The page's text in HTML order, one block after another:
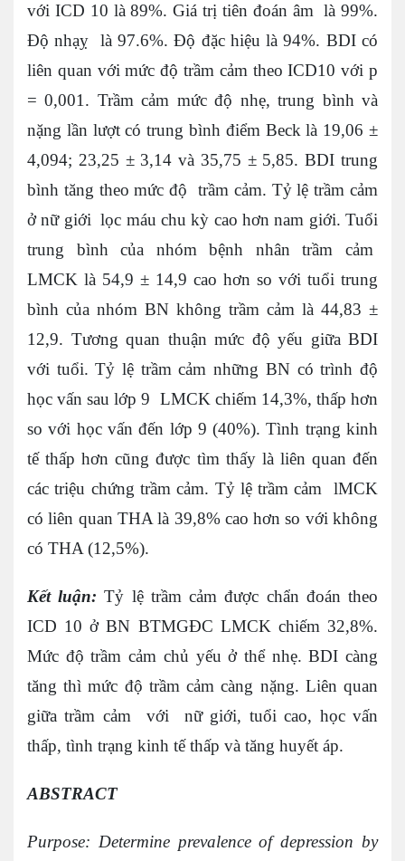
với ICD 10 là 89%. Giá trị tiên đoán âm là 99%.
Độ nhạỵ là 97.6%. Độ đặc hiệu là 94%. BDI có
liên quan với mức độ trầm cảm theo ICD10 với p
= 0,001. Trầm cảm mức độ nhẹ, trung bình và
nặng lần lượt có trung bình điểm Beck là 19,06 ±
4,094; 23,25 ± 3,14 và 35,75 ± 5,85. BDI trung
bình tăng theo mức độ trầm cảm. Tỷ lệ trầm cảm
ở nữ giới lọc máu chu kỳ cao hơn nam giới. Tuổi
trung bình của nhóm bệnh nhân trầm cảm
LMCK là 54,9 ± 14,9 cao hơn so với tuổi trung
bình của nhóm BN không trầm cảm là 44,83 ±
12,9. Tương quan thuận mức độ yếu giữa BDI
với tuổi. Tỷ lệ trầm cảm những BN có trình độ
học vấn sau lớp 9 LMCK chiếm 14,3%, thấp hơn
so với học vấn đến lớp 9 (40%). Tình trạng kinh
tế thấp hơn cũng được tìm thấy là liên quan đến
các triệu chứng trầm cảm. Tỷ lệ trầm cảm lMCK
có liên quan THA là 39,8% cao hơn so với không
có THA (12,5%).
Kết luận: Tỷ lệ trầm cảm được chẩn đoán theo
ICD 10 ở BN BTMGĐC LMCK chiếm 32,8%.
Mức độ trầm cảm chủ yếu ở thể nhẹ. BDI càng
tăng thì mức độ trầm cảm càng nặng. Liên quan
giữa trầm cảm với nữ giới, tuổi cao, học vấn
thấp, tình trạng kinh tế thấp và tăng huyết áp.
ABSTRACT
Purpose: Determine prevalence of depression by